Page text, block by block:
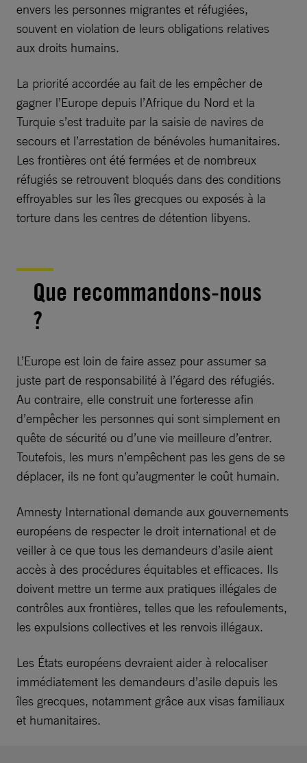
envers les personnes migrantes et réfugiées,
souvent en violation de leurs obligations relatives
aux droits humains.
La priorité accordée au fait de les empêcher de
gagner l’Europe depuis l’Afrique du Nord et la
Turquie s’est traduite par la saisie de navires de
secours et l’arrestation de bénévoles humanitaires.
Les frontières ont été fermées et de nombreux
réfugiés se retrouvent bloqués dans des conditions
effroyables sur les îles grecques ou exposés à la
torture dans les centres de détention libyens.
Que recommandons-nous
?
L’Europe est loin de faire assez pour assumer sa
juste part de responsabilité à l’égard des réfugiés.
Au contraire, elle construit une forteresse afin
d’empêcher les personnes qui sont simplement en
quête de sécurité ou d’une vie meilleure d’entrer.
Toutefois, les murs n’empêchent pas les gens de se
déplacer, ils ne font qu’augmenter le coût humain.
Amnesty International demande aux gouvernements
européens de respecter le droit international et de
veiller à ce que tous les demandeurs d’asile aient
accès à des procédures équitables et efficaces. Ils
doivent mettre un terme aux pratiques illégales de
contrôles aux frontières, telles que les refoulements,
les expulsions collectives et les renvois illégaux.
Les États européens devraient aider à relocaliser
immédiatement les demandeurs d’asile depuis les
îles grecques, notamment grâce aux visas familiaux
et humanitaires.